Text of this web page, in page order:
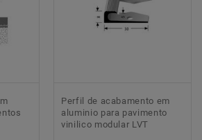
Perfil de acabamento em
aluminio para pavimento
vinilico modular LVT